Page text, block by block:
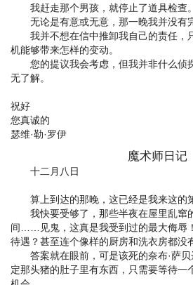
我赶走那个男孩，就停止了道具检查。
无论是有意或无意，那一晚我并没有完
我并不想在信中推卸我自己的责任，
机能够带来怎样的变动。
您的提议我会考虑，但我并非什么侦
无了解。
祝好
您真诚的
瑟维·勒·罗伊
魔术师日记
十二月八日
算上到达的那晚，这已经是我来这的第
我快要受够了，那些半夜在屋里乱窜
间……见鬼，这真是我受到过的最大侮辱
待遇？甚至连个像样的厨房和洗衣房都没
答案就在眼前，可是该死的奈布·萨贝
定那头猪的肚子里有东西，只需要等待一